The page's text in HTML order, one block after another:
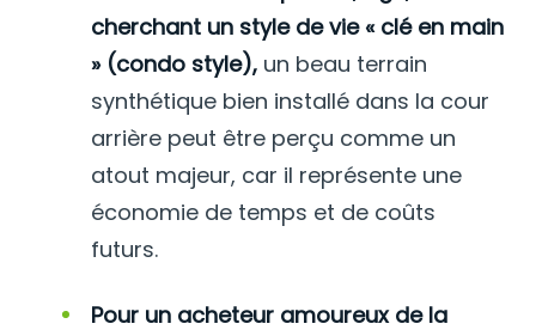
cherchant un style de vie « clé en main
» (condo style), un beau terrain
synthétique bien installé dans la cour
arrière peut être perçu comme un
atout majeur, car il représente une
économie de temps et de coûts
futurs.
Pour un acheteur amoureux de la